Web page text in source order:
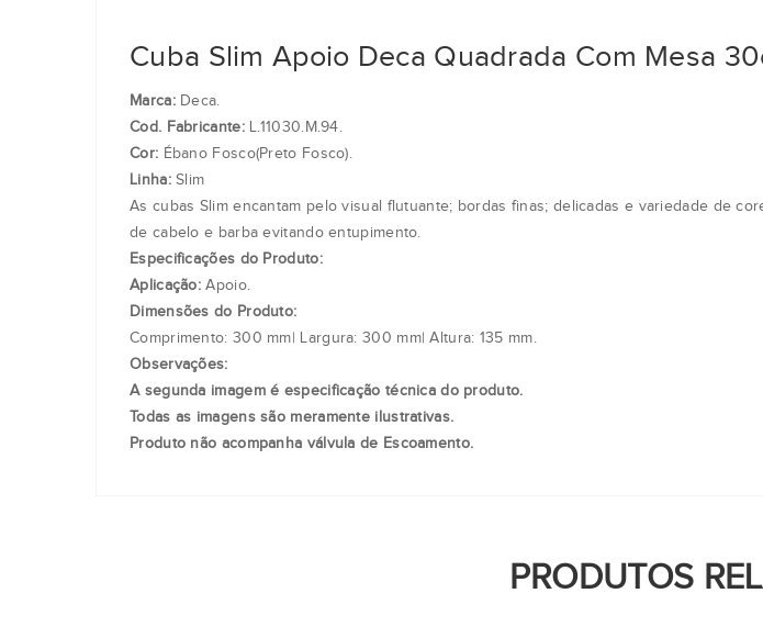
Cuba Slim Apoio Deca Quadrada Com Mesa
Marca:Deca.
Cod. Fabricante:L.11030.M.94.
Cor: Ébano Fosco(Preto Fosco).
Linha:Slim
As cubas Slim encantam pelo visual flutuante; bordas finas; delicadas e variedade de
de cabelo e barba evitando entupimento.
Especificações do Produto:
Aplicação: Apoio.
Dimensões do Produto:
Comprimento: 300 mm| Largura: 300 mm| Altura: 135 mm.
Observações:
A segunda imagem é especificação técnica do produto.
Todas as imagens são meramente ilustrativas.
Produto não acompanha válvula de Escoamento.
PRODUTOS